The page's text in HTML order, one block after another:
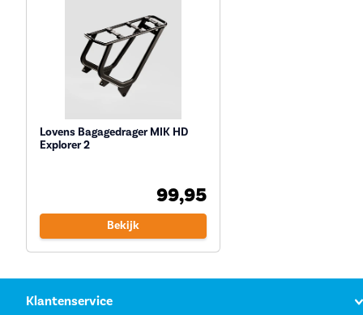
Lovens Bagagedrager MIK HD
Explorer 2
99,95
Bekijk
Klantenservice